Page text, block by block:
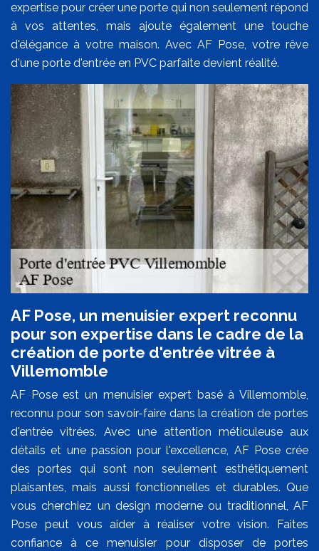
expertise pour créer une porte qui non seulement répond
à vos attentes, mais ajoute également une touche
d'élégance à votre maison. Avec AF Pose, votre rêve
d'une porte d'entrée en PVC parfaite devient réalité.
AF Pose, un menuisier expert reconnu
pour son expertise dans le cadre de la
création de porte d'entrée vitrée à
Villemomble
AF Pose est un menuisier expert basé à Villemomble,
reconnu pour son savoir-faire dans la création de portes
d'entrée vitrées. Avec une attention méticuleuse aux
détails et une passion pour l'excellence, AF Pose crée
des portes qui sont non seulement esthétiquement
plaisantes, mais aussi fonctionnelles et durables. Que
vous cherchiez un design moderne ou traditionnel, AF
Pose peut vous aider à réaliser votre vision. Faites
confiance à ce menuisier pour disposer de portes